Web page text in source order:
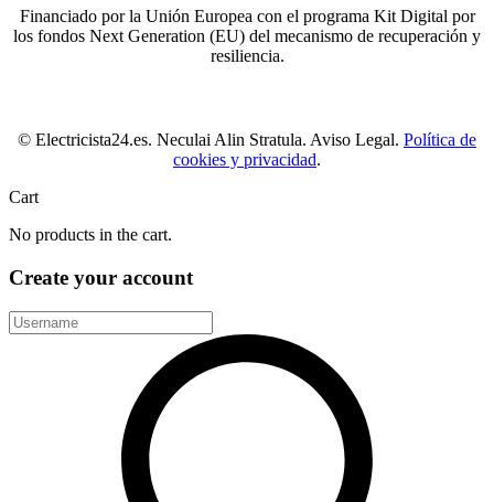
Financiado por la Unión Europea con el programa Kit Digital por
los fondos Next Generation (EU) del mecanismo de recuperación y
resiliencia.
© Electricista24.es. Neculai Alin Stratula. Aviso Legal. Política de
cookies y privacidad.
Cart
No products in the cart.
Create your account